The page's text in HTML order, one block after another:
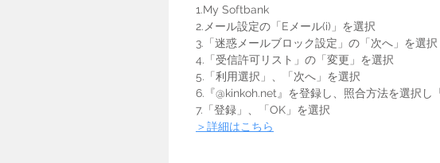
    1.My Softbank
    2.メール設定の「Eメール(i)」を選択
    3.「迷惑メールブロック設定」の「次へ」を選択
    4.「受信許可リスト」の「変更」を選択
    5.「利用選択」、「次へ」を選択
6.『@kinkoh.net』を登録し、照合方法を選択し
    7.「登録」、「OK」を選択
＞詳細はこちら